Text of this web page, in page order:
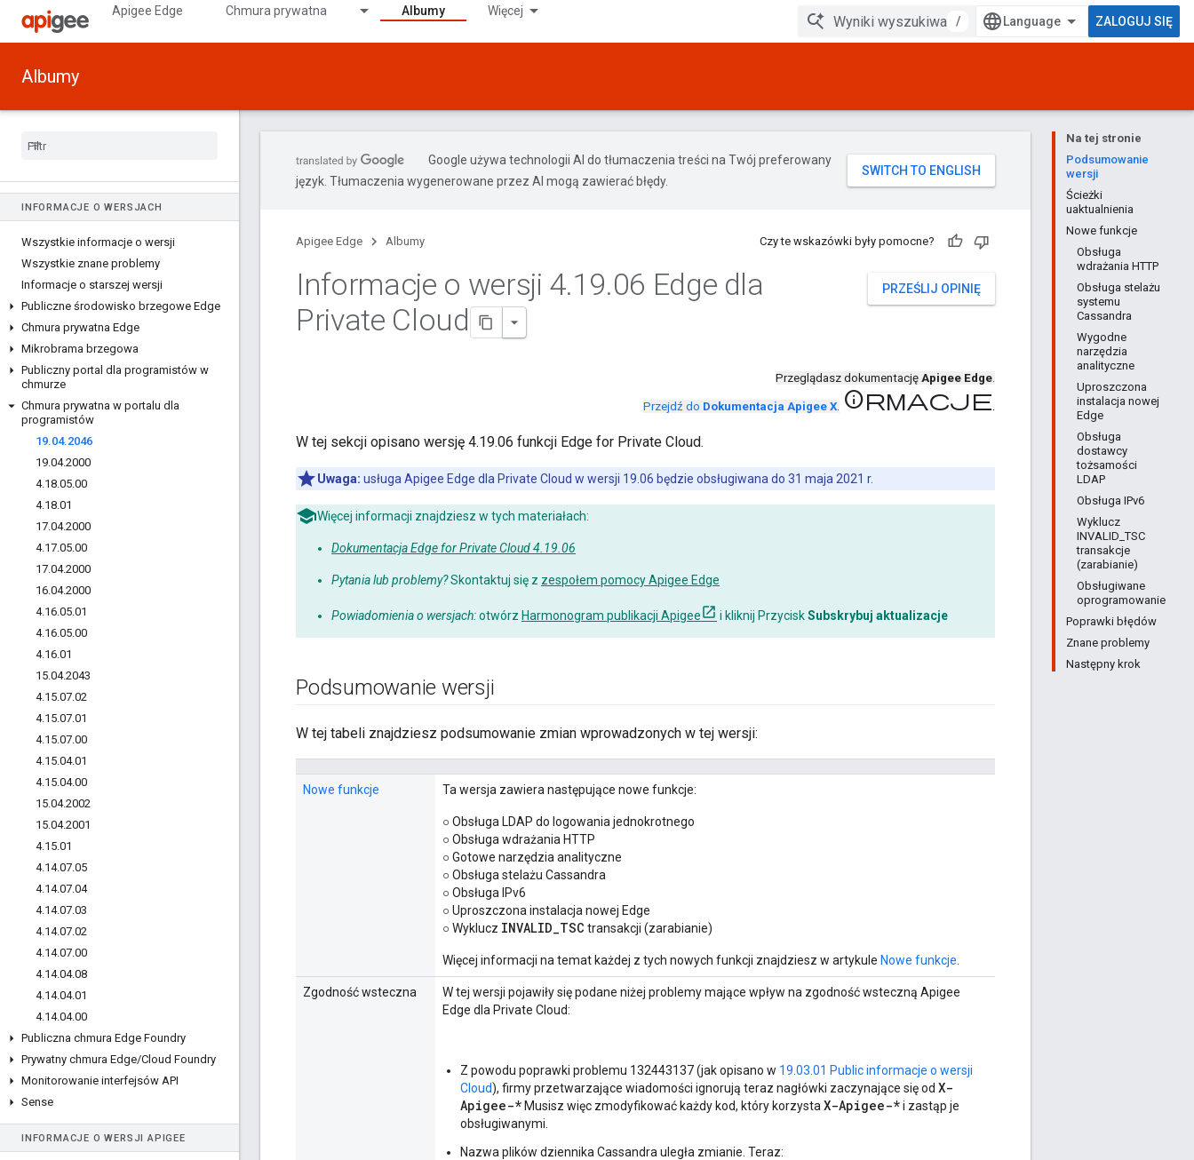
Apigee Edge Chmura prywatna Albumy Więcej
/ ZALOGUJ SIĘ
Albumy
INFORMACJE O WERSJACH
Wszystkie informacje o wersji
Wszystkie znane problemy
Informacje o starszej wersji
Publiczne środowisko brzegowe Edge
Chmura prywatna Edge
Mikrobrama brzegowa
Publiczny portal dla programistów w
chmurze
Chmura prywatna w portalu dla
programistów
19.04.2046
19.04.2000
4.18.05.00
4.18.01
17.04.2000
4.17.05.00
17.04.2000
16.04.2000
4.16.05.01
4.16.05.00
4.16.01
15.04.2043
4.15.07.02
4.15.07.01
4.15.07.00
4.15.04.01
4.15.04.00
15.04.2002
15.04.2001
4.15.01
4.14.07.05
4.14.07.04
4.14.07.03
4.14.07.02
4.14.07.00
4.14.04.08
4.14.04.01
4.14.04.00
Publiczna chmura Edge Foundry
Prywatny chmura Edge/Cloud Foundry
Monitorowanie interfejsów API
Sense
INFORMACJE O WERSJI APIGEE
Na tej stronie
Podsumowanie
wersji
Ścieżki
uaktualnienia
Nowe funkcje
Obsługa
wdrażania HTTP
Obsługa stelażu
systemu
Cassandra
Wygodne
narzędzia
analityczne
Uproszczona
instalacja nowej
Edge
Obsługa
dostawcy
tożsamości
LDAP
Obsługa IPv6
Wyklucz
INVALID_TSC
transakcje
(zarabianie)
Obsługiwane
oprogramowanie
Poprawki błędów
Znane problemy
Następny krok
Google używa technologii AI do tłumaczenia treści na Twój preferowany
język. Tłumaczenia wygenerowane przez AI mogą zawierać błędy.
Apigee Edge Albumy Czy te wskazówki były pomocne?
PRZEŚLIJ OPINIĘ
Informacje o wersji 4.19.06 Edge dla
Private Cloud
Przeglądasz dokumentację Apigee Edge.
Przejdź do Dokumentacja Apigee X. informacje.
W tej sekcji opisano wersję 4.19.06 funkcji Edge for Private Cloud.
Uwaga: usługa Apigee Edge dla Private Cloud w wersji 19.06 będzie obsługiwana do 31 maja 2021 r.
Więcej informacji znajdziesz w tych materiałach:
Dokumentacja Edge for Private Cloud 4.19.06
Pytania lub problemy?Skontaktuj się z zespołem pomocy Apigee Edge
Powiadomienia o wersjach:otwórz Harmonogram publikacji Apigee i kliknij PrzyciskSubskrybuj aktualizacje
Podsumowanie wersji
W tej tabeli znajdziesz podsumowanie zmian wprowadzonych w tej wersji:
Nowe funkcje Ta wersja zawiera następujące nowe funkcje:
○ Obsługa LDAP do logowania jednokrotnego
○ Obsługa wdrażania HTTP
○ Gotowe narzędzia analityczne
○ Obsługa stelażu Cassandra
○ Obsługa IPv6
○ Uproszczona instalacja nowej Edge
○ Wyklucz INVALID_TSC transakcji (zarabianie)
Więcej informacji na temat każdej z tych nowych funkcji znajdziesz w artykule Nowe funkcje
Zgodność wsteczna
W tej wersji pojawiły się podane niżej problemy mające wpływ na zgodność wsteczną Apigee
Edge dla Private Cloud:
Z powodu poprawki problemu 132443137 (jak opisano w 19.03.01 Public informacje o wersji
Cloud), firmy przetwarzające wiadomości ignorują teraz nagłówki zaczynające się od X-
Apigee-* Musisz więc zmodyfikować każdy kod, który korzysta X-Apigee-*i zastąp je
obsługiwanymi.
Nazwa plików dziennika Cassandra uległa zmianie. Teraz: